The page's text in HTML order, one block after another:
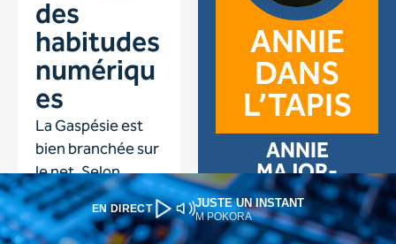
EN DIRECT JUSTE UN INSTANT
M POKORA